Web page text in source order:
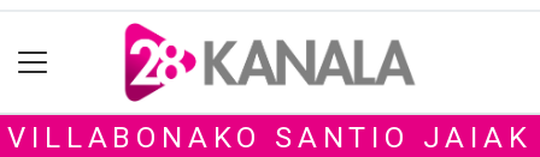
VILLABONAKO SANTIO JAIAK